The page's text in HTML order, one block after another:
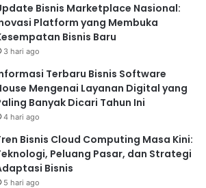
Bisnis Marketplace Nasional:
Platform yang Membuka
Bisnis Baru
3 hari ago
Terbaru Bisnis Software
Mengenai Layanan Digital yang
Banyak Dicari Tahun Ini
4 hari ago
Bisnis Cloud Computing Masa Kini:
Peluang Pasar, dan Strategi
Bisnis
5 hari ago